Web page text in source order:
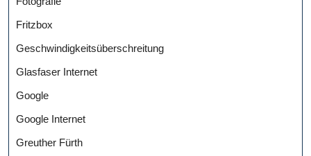
Fritzbox
Geschwindigkeitsüberschreitung
Glasfaser Internet
Google
Google Internet
Greuther Fürth